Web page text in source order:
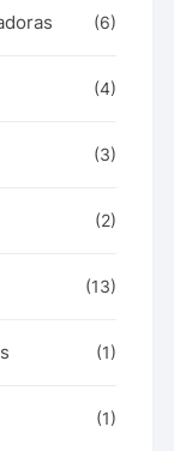
(6)
(4)
(3)
(2)
(13)
(1)
(1)